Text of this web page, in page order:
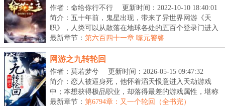
作者：命给你行不行
更新时间：2022-10-10 18:40:01
简介：五十年前，鬼星出现，带来了异世界网游《天
职》，人类可以从散落在地球各处的五百个登录门进入
鬼星...
最新章节： 第六百四十一章 噬元饕餮
网游之九转轮回
作者：莫若梦兮
更新时间：2026-05-15 09:47:32
简介：恋人被逼身死，他怀着滔天恨意进入天劫游戏
中；本想获得极品职业，却落得最差的游戏属性，堪称
绝世...
最新章节： 第6794章：又一个轮回（全书完）